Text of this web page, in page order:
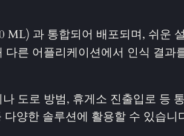
과 통합되어 배포되며, 쉬운
른 어플리케이션에서 인식 결과
도로 방범, 휴게소 진출입로 등
양한 솔루션에 활용할 수 있습니